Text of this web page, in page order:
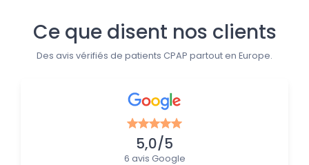
Ce que disent nos clients
Des avis vérifiés de patients CPAP partout en Europe.
5,0/5
6 avis Google